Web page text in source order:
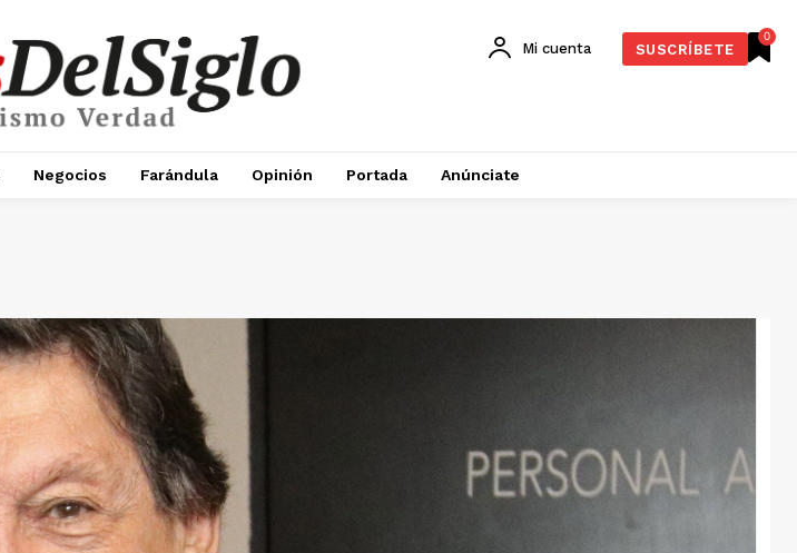
0
Mi cuenta SUSCRÍBETE
Negocios Farándula Opinión Portada Anúnciate